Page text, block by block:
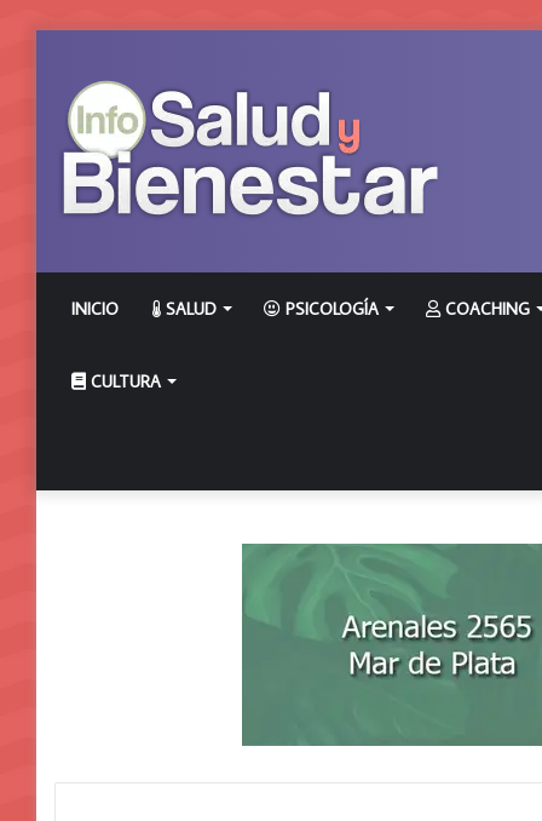
INICIO SALUD PSICOLOGÍA COACHING
CULTURA